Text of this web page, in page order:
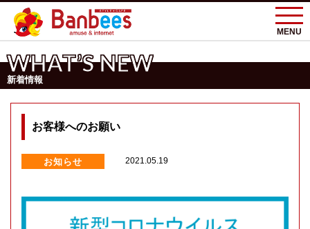
MENU
WHAT’S NEW
新着情報
お客様へのお願い
お知らせ 2021.05.19